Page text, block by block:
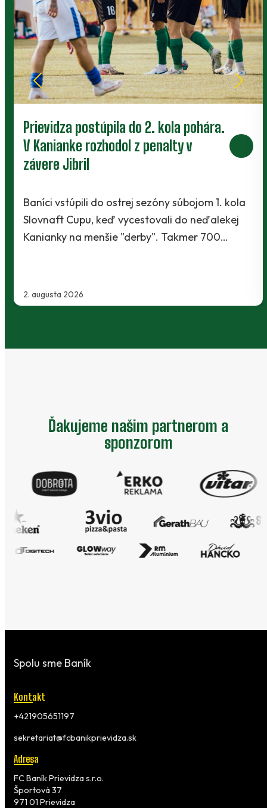
Prievidza postúpila do 2. kola pohára.
V Kanianke rozhodol z penalty v
závere Jibril
2. augusta 2026
Baníci vstúpili do ostrej sezóny súbojom 1. kola
Slovnaft Cupu, keď vycestovali do neďalekej
Kanianky na menšie "derby". Takmer 700…
Ďakujeme našim partnerom a
sponzorom
Spolu sme Baník
Kontakt
+421905651197
sekretariat@fcbanikprievidza.sk
Adresa
FC Baník Prievidza s.r.o.
Športová 37
971 01 Prievidza